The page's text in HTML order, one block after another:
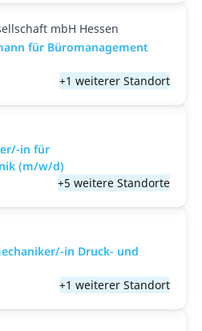
mbH Hessen
für Bü­ro­ma­nage­ment
+1 weiterer Standort
in für
(m/w/d)
+5 weitere Standorte
in Druck- und
+1 weiterer Standort